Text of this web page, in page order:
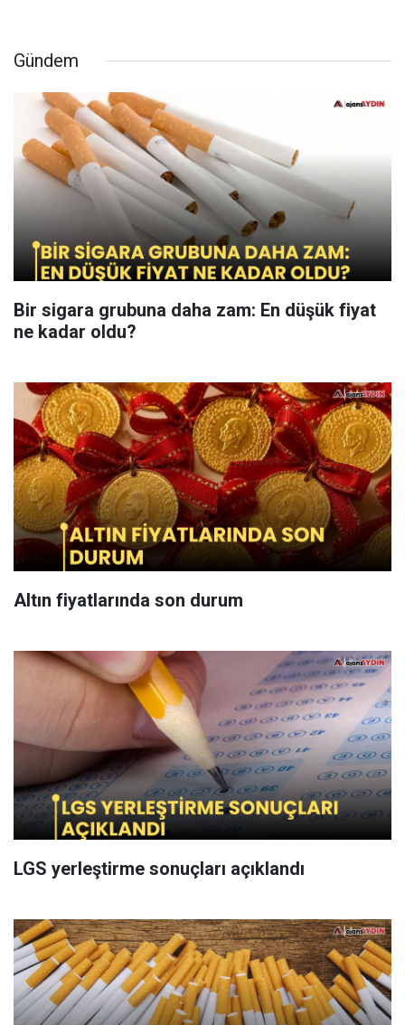
Gündem
Bir sigara grubuna daha zam: En düşük fiyat
ne kadar oldu?
Altın fiyatlarında son durum
LGS yerleştirme sonuçları açıklandı